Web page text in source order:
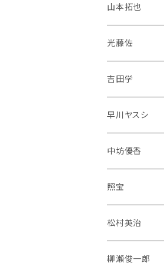
山本拓也
光藤佐
吉田学
早川ヤスシ
中坊優香
照宝
松村英治
柳瀬俊一郎